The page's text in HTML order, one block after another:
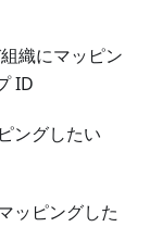
織にマッピン
ID
ングしたい
ッピングした